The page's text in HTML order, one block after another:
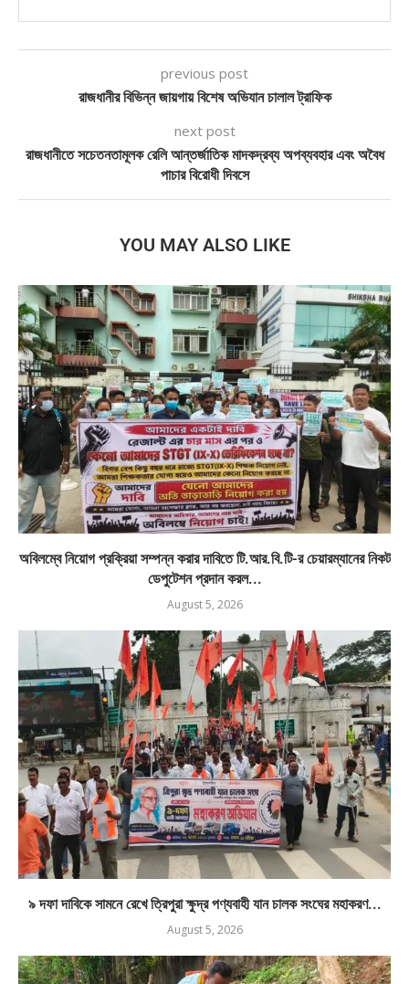
previous post
রাজধানীর বিভিন্ন জায়গায় বিশেষ অভিযান চালাল ট্রাফিক
next post
রাজধানীতে সচেতনতামূলক রেলি আন্তর্জাতিক মাদকদ্রব্য অপব্যবহার এবং অবৈধ
পাচার বিরোধী দিবসে
YOU MAY ALSO LIKE
অবিলম্বে নিয়োগ প্রক্রিয়া সম্পন্ন করার দাবিতে টি.আর.বি.টি-র চেয়ারম্যানের নিকট
ডেপুটেশন প্রদান করল...
August 5, 2026
৯ দফা দাবিকে সামনে রেখে ত্রিপুরা ক্ষুদ্র পণ্যবাহী যান চালক সংঘের মহাকরণ...
August 5, 2026